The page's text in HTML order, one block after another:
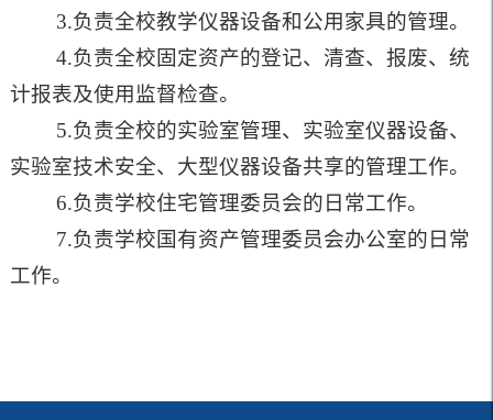
3.负责全校教学仪器设备和公用家具的管理。
4.负责全校固定资产的登记、清查、报废、统
计报表及使用监督检查。
5.负责全校的实验室管理、实验室仪器设备、
实验室技术安全、 大型仪器设备共享的管理工作。
6.负责学校住宅管理委员会的日常工作。
7.负责学校国有资产管理委员会办公室的日常
工作。